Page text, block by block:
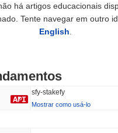
há artigos educacionais
Tente navegar em outro
English
sfy-stakefy
Mostrar como usá-lo